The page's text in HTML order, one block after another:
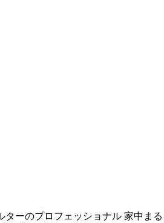
ーのプロフェッショナル 家中